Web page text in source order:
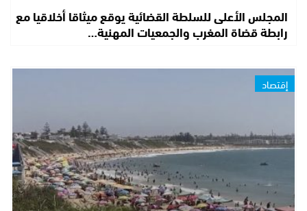
المجلس الأعلى للسلطة القضائية يوقع ميثاقا أخلاقيا مع
رابطة قضاة المغرب والجمعيات المهنية…
إقتصاد